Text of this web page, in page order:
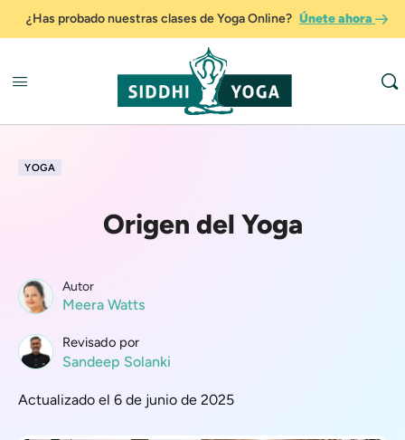
¿Has probado nuestras clases de Yoga Online? Únete ahora
YOGA
Origen del Yoga
Autor
Meera Watts
Revisado por
Sandeep Solanki
Actualizado el 6 de junio de 2025